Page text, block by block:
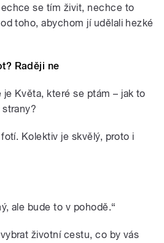
se tím živit, nechce to
toho, abychom jí udělali hezké
Raději ne
Květa, které se ptám – jak to
Kolektiv je skvělý, proto i
ale bude to v pohodě.“
životní cestu, co by vás